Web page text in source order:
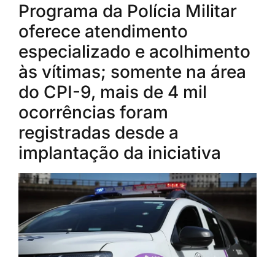
Programa da Polícia Militar
oferece atendimento
especializado e acolhimento
às vítimas; somente na área
do CPI-9, mais de 4 mil
ocorrências foram
registradas desde a
implantação da iniciativa